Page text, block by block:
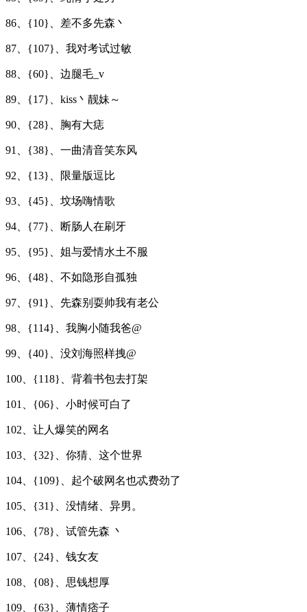
86、{10}、差不多先森丶
87、{107}、我对考试过敏
88、{60}、边腿毛_v
89、{17}、kiss丶靓妹～
90、{28}、胸有大痣
91、{38}、一曲清音笑东风
92、{13}、限量版逗比
93、{45}、坟场嗨情歌
94、{77}、断肠人在刷牙
95、{95}、姐与爱情水土不服
96、{48}、不如隐形自孤独
97、{91}、先森别耍帅我有老公
98、{114}、我胸小随我爸@
99、{40}、没刘海照样拽@
100、{118}、背着书包去打架
101、{06}、小时候可白了
102、让人爆笑的网名
103、{32}、你猜、这个世界
104、{109}、起个破网名也忒费劲了
105、{31}、没情绪、异男。
106、{78}、试管先森 丶
107、{24}、钱女友
108、{08}、思钱想厚
109、{63}、薄情痞子